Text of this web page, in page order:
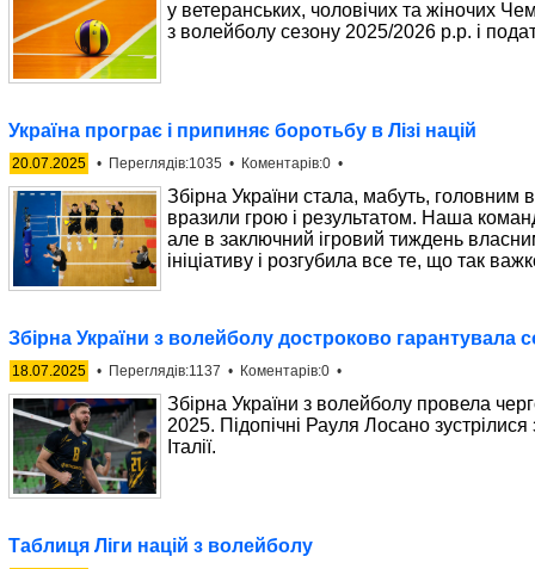
у ветеранських, чоловічих та жіночих
з волейболу сезону 2025/2026 р.р. і
Україна програє і припиняє боротьбу в Лізі націй
20.07.2025 • Переглядів:1035 • Коментарів:0 •
Збірна України стала, мабуть, головним
вразили грою і результатом. Наша
але в заключний ігровий тиждень
ініціативу і розгубила все те, що так
Збірна України з волейболу достроково гарантувала
18.07.2025 • Переглядів:1137 • Коментарів:0 •
Збірна України з волейболу провела
2025. Підопічні Рауля Лосано
Італії.
Таблиця Ліги націй з волейболу